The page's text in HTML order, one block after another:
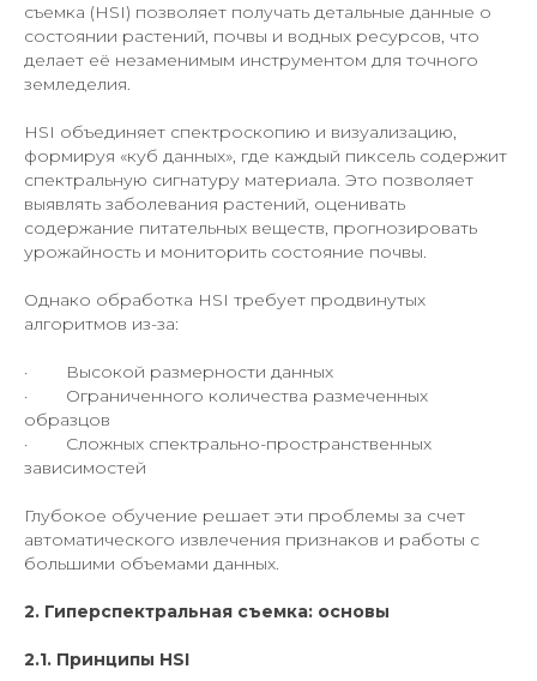
съемка (HSI) позволяет получать детальные данные о
состоянии растений, почвы и водных ресурсов, что
делает её незаменимым инструментом для точного
земледелия.
HSI объединяет спектроскопию и визуализацию,
формируя «куб данных», где каждый пиксель содержит
спектральную сигнатуру материала. Это позволяет
выявлять заболевания растений, оценивать
содержание питательных веществ, прогнозировать
урожайность и мониторить состояние почвы.
Однако обработка HSI требует продвинутых
алгоритмов из-за:
· Высокой размерности данных
· Ограниченного количества размеченных
образцов
· Сложных спектрально-пространственных
зависимостей
Глубокое обучение решает эти проблемы за счет
автоматического извлечения признаков и работы с
большими объемами данных.
2. Гиперспектральная съемка: основы
2.1. Принципы HSI